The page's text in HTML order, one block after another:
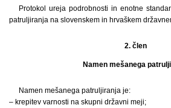
Protokol ureja podrobnosti in enotne
patruljiranja na slovenskem in hrvaškem
2. člen
Namen mešanega
Namen mešanega patruljiranja je:
– krepitev varnosti na skupni državni meji;